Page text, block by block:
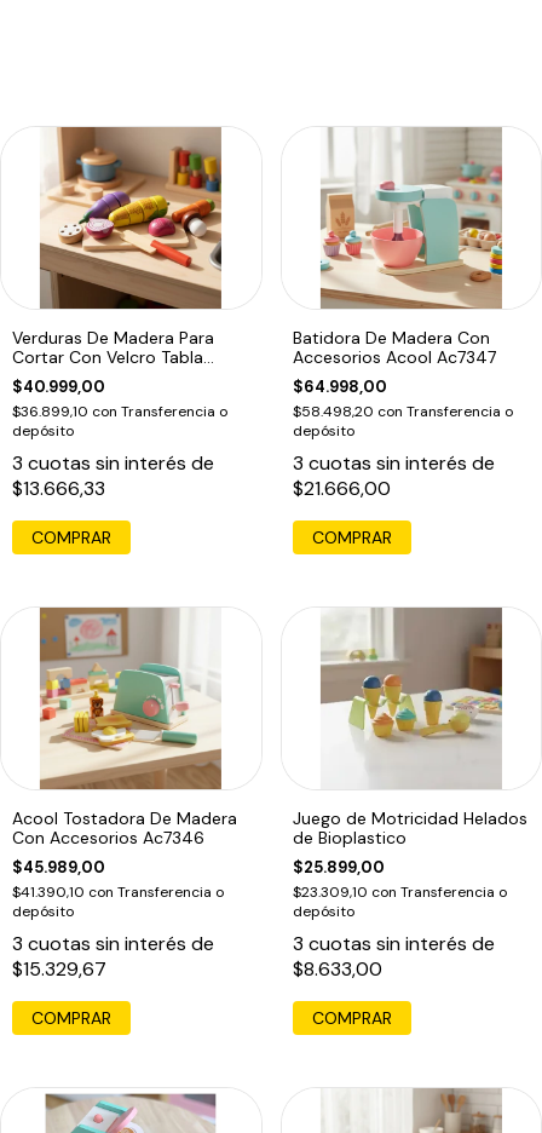
Verduras De Madera Para
Cortar Con Velcro Tabla
Acool 6654
$40.999,00
$36.899,10 con Transferencia o
depósito
3 cuotas sin interés de
$13.666,33
Batidora De Madera Con
Accesorios Acool Ac7347
$64.998,00
$58.498,20 con Transferencia o
depósito
3 cuotas sin interés de
$21.666,00
COMPRAR
Acool Tostadora De Madera
Con Accesorios Ac7346
$45.989,00
$41.390,10 con Transferencia o
depósito
3 cuotas sin interés de
$15.329,67
COMPRAR
Juego de Motricidad Helados
de Bioplastico
$25.899,00
$23.309,10 con Transferencia o
depósito
3 cuotas sin interés de
$8.633,00